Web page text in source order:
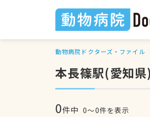
動物病院ドクターズ・ファイル
本長篠駅(愛知
0件中 0〜0件を表示